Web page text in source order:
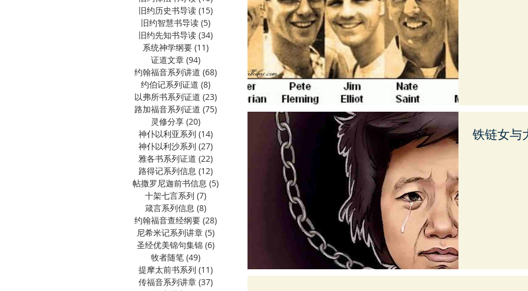
旧约历史书导读 (15) 15 篇文章
旧约智慧书导读 (5)
旧约先知书导读 (34) 34 篇文章
系统神学纲要 (11)
证道文章 (94)
约翰福音系列讲道 (68) 68 篇文章
约伯记系列证道 (8)
以弗所书系列证道 (23) 23 篇文章
路加福音系列证道 (75) 75 篇文章
灵修分享 (20)
神仆以利亚系列 (14)
神仆以利沙系列 (27)
雅各书系列证道 (22)
路得记系列信息 (12)
帖撒罗尼迦前书信息 (5)
十架七言系列 (7)
箴言系列信息 (8)
约翰福音查经纲要 (28)
尼希米记系列讲章 (5)
圣经优美锦句集锦 (6)
牧者随笔 (49)
提摩太前书系列 (11) 11 篇文章
传福音系列讲章 (37)
铁链女与